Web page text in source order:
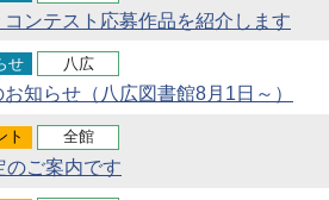
コンテスト応募作品を紹介します
せ 八広
知らせ（八広図書館8月1日～）
ト 全館
のご案内です